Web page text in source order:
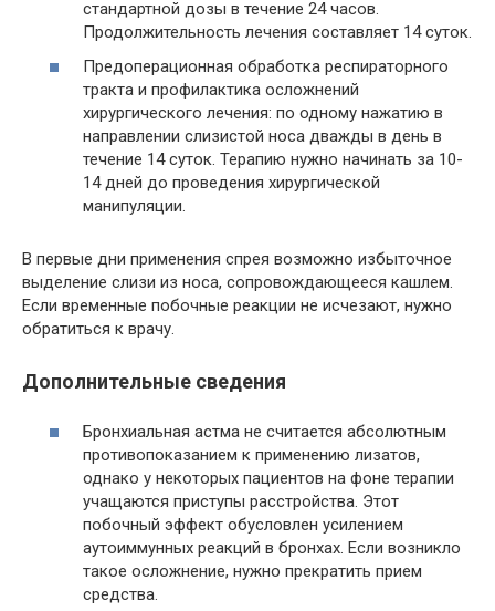
стандартной дозы в течение 24 часов.
Продолжительность лечения составляет 14 суток.
Предоперационная обработка респираторного
тракта и профилактика осложнений
хирургического лечения: по одному нажатию в
направлении слизистой носа дважды в день в
течение 14 суток. Терапию нужно начинать за 10-
14 дней до проведения хирургической
манипуляции.
В первые дни применения спрея возможно избыточное
выделение слизи из носа, сопровождающееся кашлем.
Если временные побочные реакции не исчезают, нужно
обратиться к врачу.
Дополнительные сведения
Бронхиальная астма не считается абсолютным
противопоказанием к применению лизатов,
однако у некоторых пациентов на фоне терапии
учащаются приступы расстройства. Этот
побочный эффект обусловлен усилением
аутоиммунных реакций в бронхах. Если возникло
такое осложнение, нужно прекратить прием
средства.